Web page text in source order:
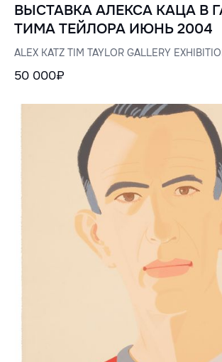
ВЫСТАВКА АЛЕКСА КАЦА В
ТИМА ТЕЙЛОРА ИЮНЬ 2004
ALEX KATZ TIM TAYLOR GALLERY
50 000₽